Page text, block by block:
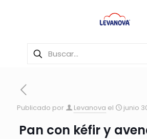
Publicado por Levanova el junio
Pan con kéfir y